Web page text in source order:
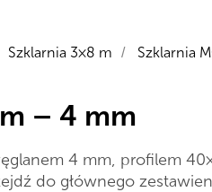
Szklarnia 3×8 m / Szklarnia
– 4 mm
4 mm, profilem
do głównego